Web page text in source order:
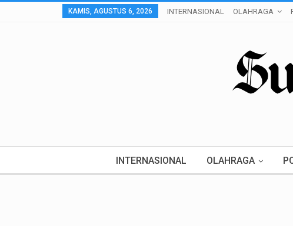
KAMIS, AGUSTUS 6, 2026 INTERNASIONAL OLAHRAGA
INTERNASIONAL OLAHRAGA